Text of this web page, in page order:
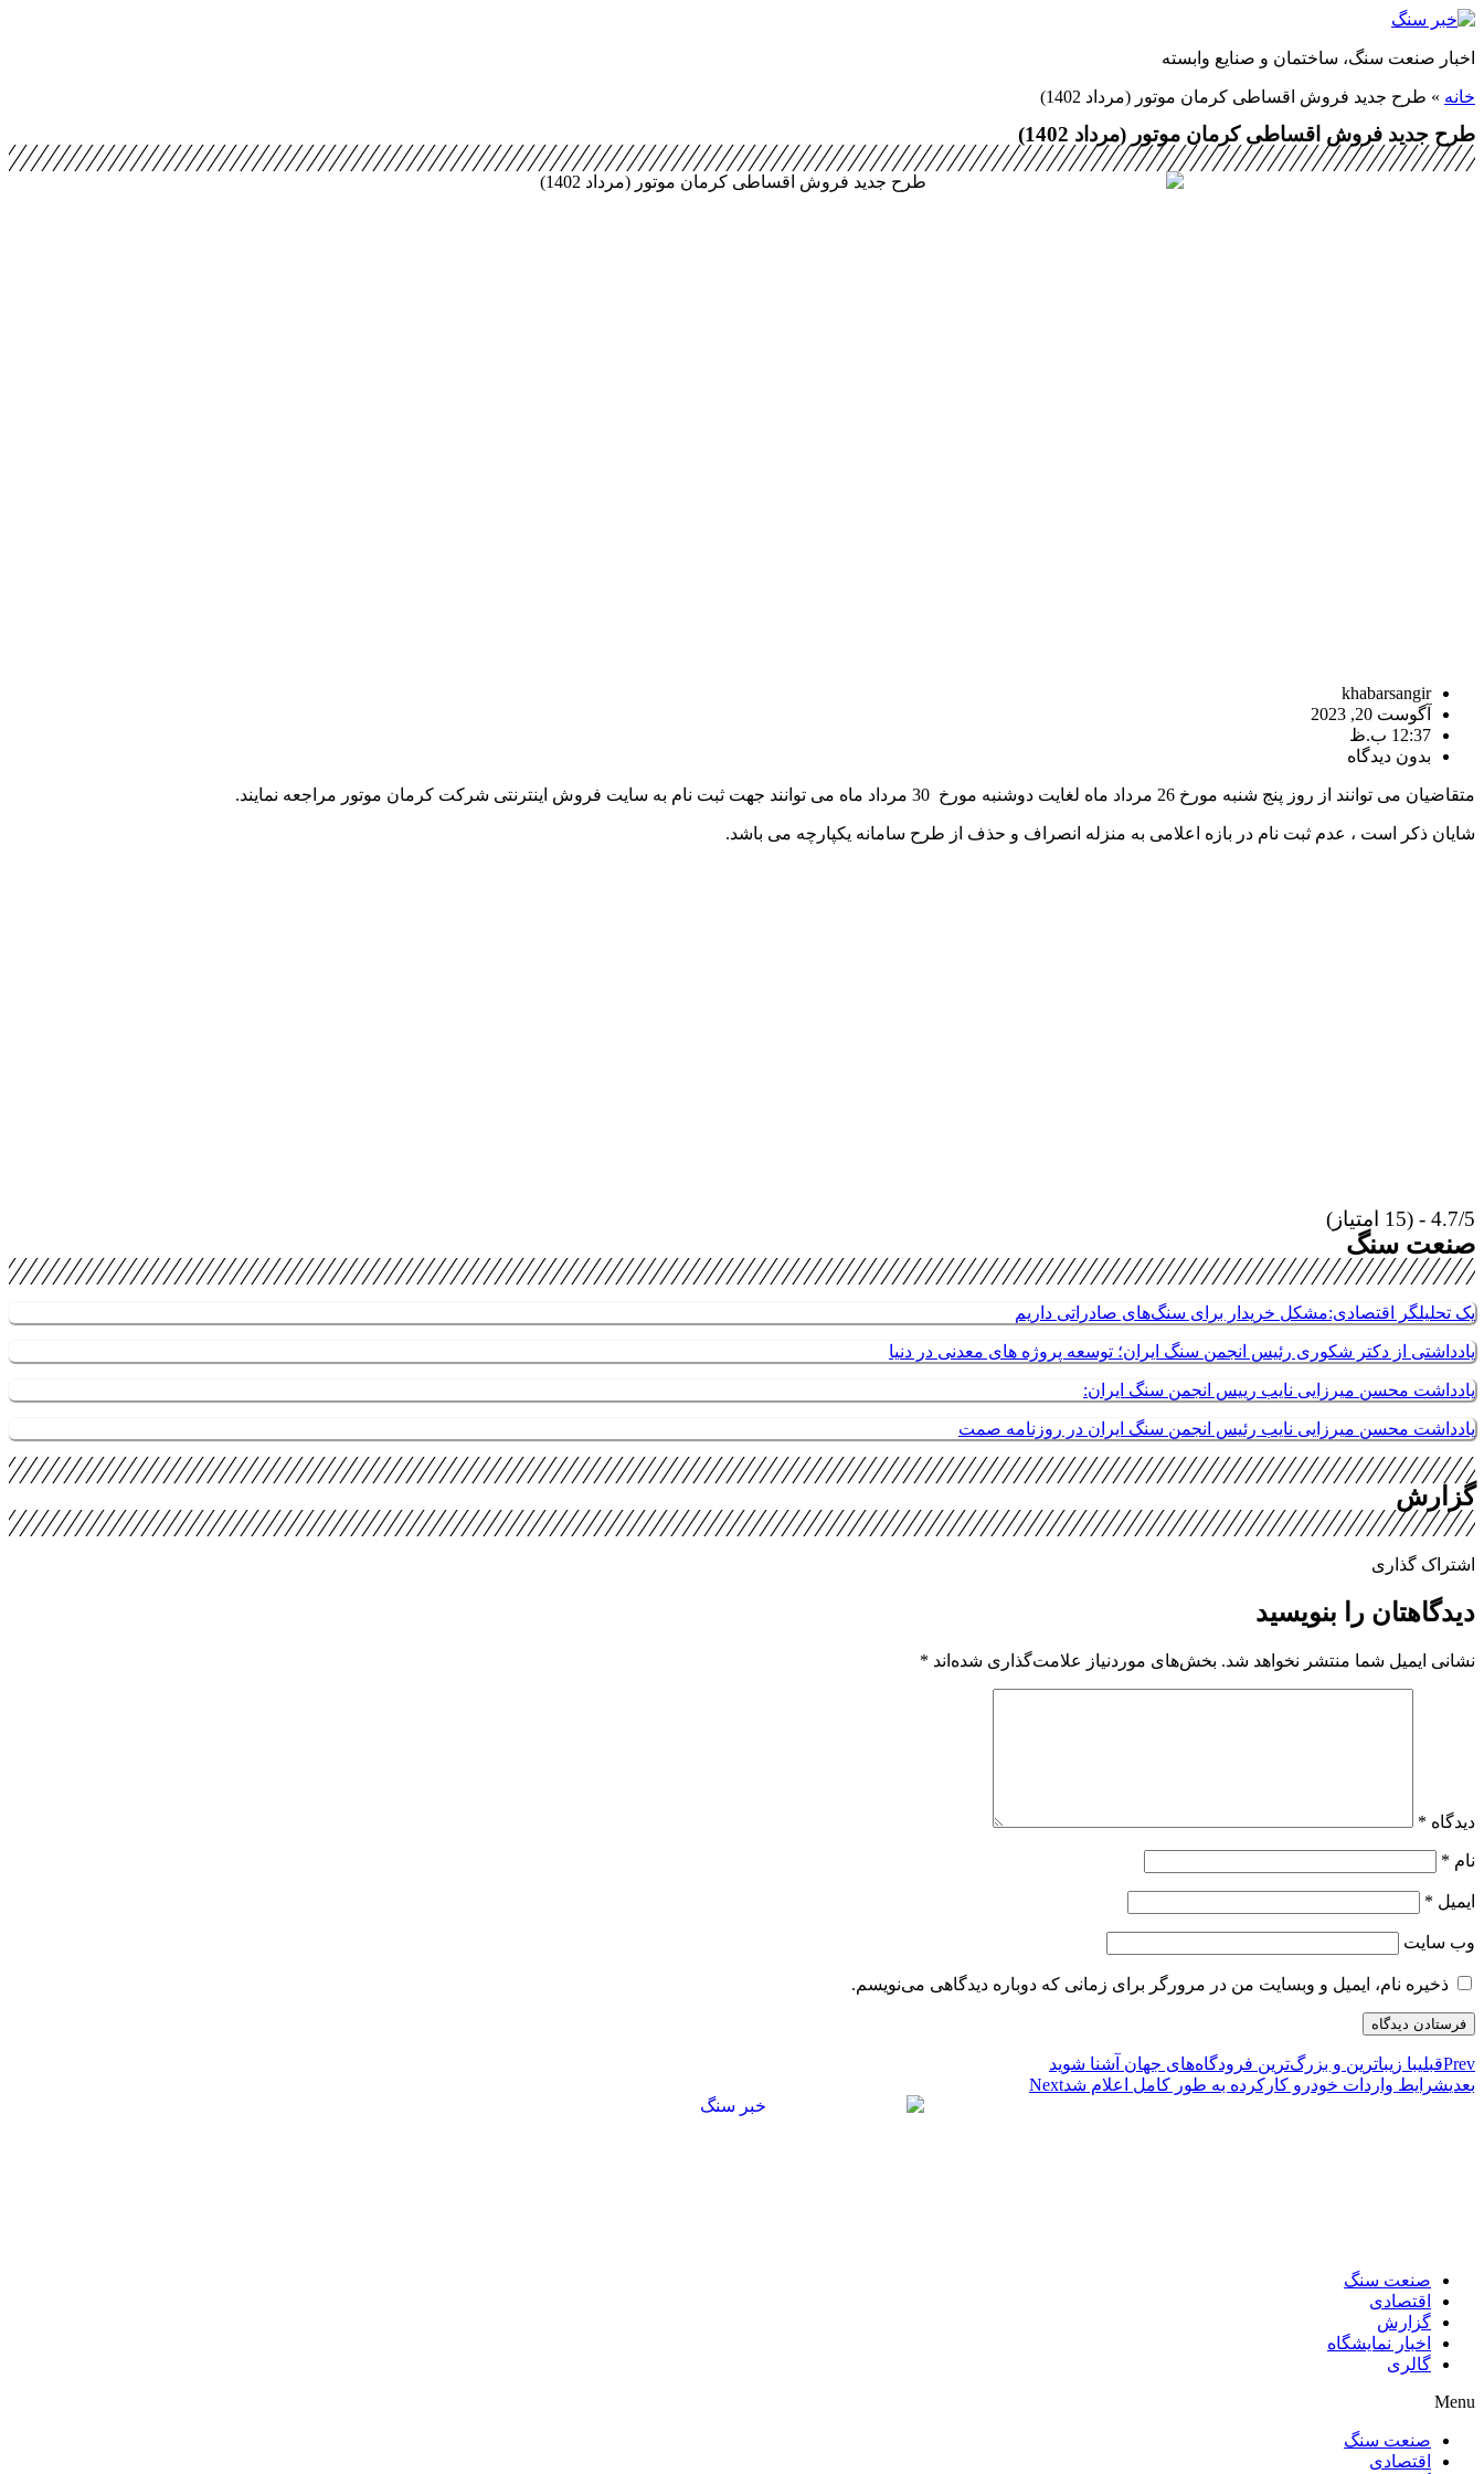
پرش
محتوا
اخبار صنعت سنگ، ساختمان و صنایع وابسته
خانه » طرح جدید فروش اقساطی کرمان موتور (مرداد 1402)
طرح جدید فروش اقساطی کرمان موتور (مرداد 1402)
khabarsangir
آگوست 20, 2023
12:37 ب.ظ
بدون دیدگاه
متقاضیان می توانند از روز پنج شنبه مورخ 26 مرداد ماه لغایت دوشنبه مورخ 30 مرداد ماه می توانند جهت ثبت نام به سایت فروش اینترنتی شرکت کرمان موتور مراجعه نمایند.
شایان ذکر است ، عدم ثبت نام در بازه اعلامی به منزله انصراف و حذف از طرح سامانه یکپارچه می باشد.
4.7/5 - (15 امتیاز)
صنعت سنگ
یک تحلیلگر اقتصادی:مشکل خریدار برای سنگ‌های صادراتی داریم
یادداشتی از دکتر شکوری رئیس انجمن سنگ ایران؛ توسعه پروژه های معدنی در دنیا
یادداشت محسن میرزایی نایب رییس انجمن سنگ ایران:
یادداشت محسن میرزایی نایب رئیس انجمن سنگ ایران در روزنامه صمت
گزارش
اشتراک گذاری
دیدگاهتان را بنویسید
نشانی ایمیل شما منتشر نخواهد شد. بخش‌های موردنیاز علامت‌گذاری شده‌اند *
دیدگاه *
نام *
ایمیل *
وب‌ سایت
ذخیره نام، ایمیل و وبسایت من در مرورگر برای زمانی که دوباره دیدگاهی می‌نویسم.
Prevقبلیبا زیباترین و بزرگ‌ترین فرودگاه‌های جهان آشنا شوید
بعدیشرایط واردات خودرو کارکرده به طور کامل اعلام شدNext
صنعت سنگ
اقتصادی
گزارش
اخبار نمایشگاه
گالری
Menu
صنعت سنگ
اقتصادی